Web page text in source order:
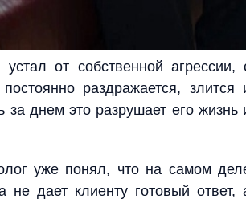
от собственной агрессии,
раздражается, злится
днем это разрушает его жизнь
уже понял, что на самом
не дает клиенту готовый ответ,